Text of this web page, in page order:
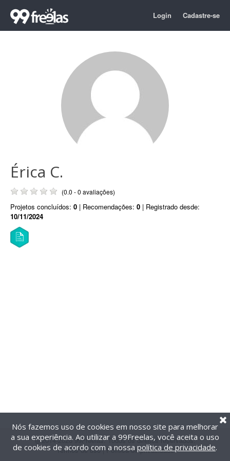
Login Cadastre-se
Érica C.
(0.0 - 0 avaliações)
Projetos concluídos: 0 | Recomendações: 0 | Registrado desde:
10/11/2024
@2014-2026 99Freelas. Todos os direitos reservados.
Termos de uso| Política de privacidade
Nós fazemos uso de cookies em nosso site para melhorar
a sua experiência. Ao utilizar a 99Freelas, você aceita o uso
de cookies de acordo com a nossa política de privacidade.